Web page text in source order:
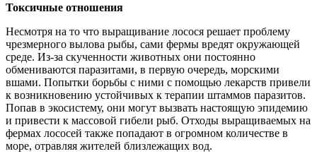
Токсичные отношения
Несмотря на то что выращивание лосося решает проблему
чрезмерного вылова рыбы, сами фермы вредят окружающей
среде. Из-за скученности животных они постоянно
обмениваются паразитами, в первую очередь, морскими
вшами. Попытки борьбы с ними с помощью лекарств привели
к возникновению устойчивых к терапии штаммов паразитов.
Попав в экосистему, они могут вызвать настоящую эпидемию
и привести к массовой гибели рыб. Отходы выращиваемых на
фермах лососей также попадают в огромном количестве в
море, отравляя жителей близлежащих вод.